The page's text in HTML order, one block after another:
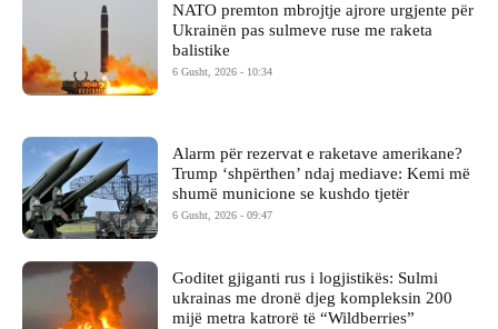
NATO premton mbrojtje ajrore urgjente për
Ukrainën pas sulmeve ruse me raketa
balistike
6 Gusht, 2026 - 10:34
Alarm për rezervat e raketave amerikane?
Trump ‘shpërthen’ ndaj mediave: Kemi më
shumë municione se kushdo tjetër
6 Gusht, 2026 - 09:47
Goditet gjiganti rus i logjistikës: Sulmi
ukrainas me dronë djeg kompleksin 200
mijë metra katrorë të “Wildberries”